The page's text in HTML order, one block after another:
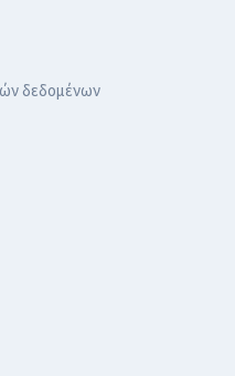
δεδομένων